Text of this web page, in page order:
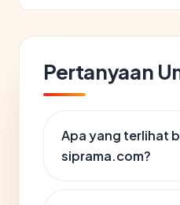
Pertanyaan
Apa yang terlihat
siprama.com?